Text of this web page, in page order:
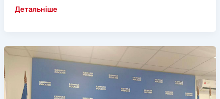
На
померли
з
голоду
полівки
Детальніше